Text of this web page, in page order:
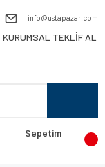
info@ustapazar.com
KURUMSAL TEKLİF AL
Sepetim